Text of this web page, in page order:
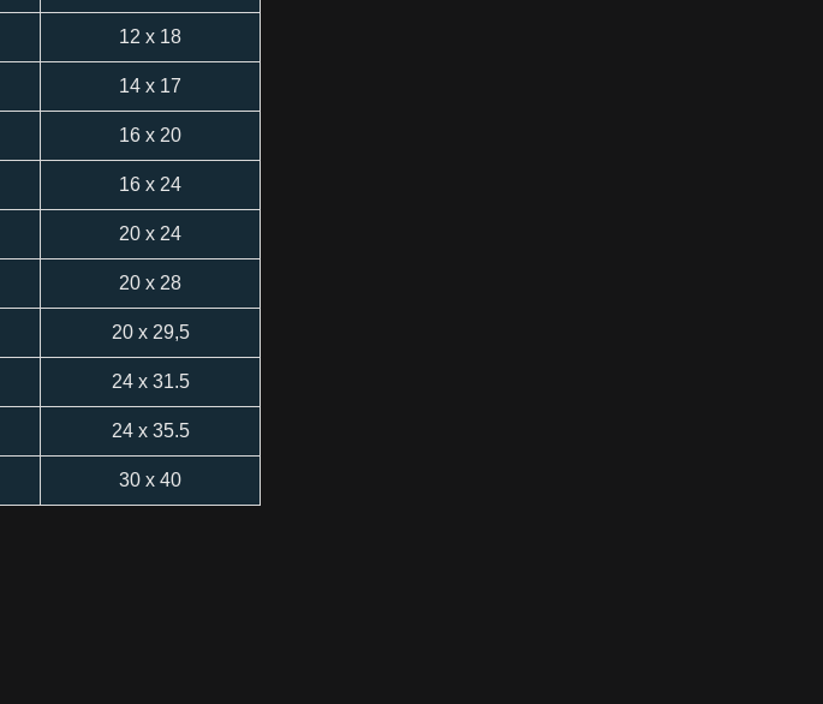
12 x 18
14 x 17
16 x 20
16 x 24
20 x 24
20 x 28
20 x 29,5
24 x 31.5
24 x 35.5
30 x 40